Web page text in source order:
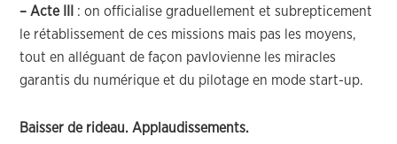
– Acte III
: on officialise graduellement et subrepticement
le rétablissement de ces missions mais pas les moyens,
tout en alléguant de façon pavlovienne les miracles
garantis du numérique et du pilotage en mode start-up.
Baisser de rideau. Applaudissements.